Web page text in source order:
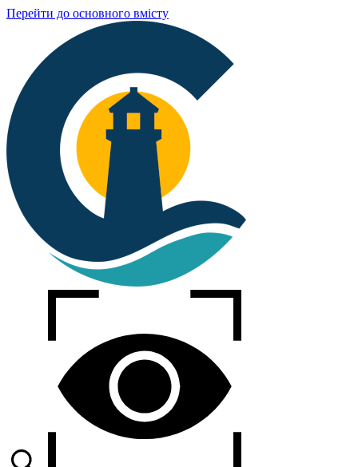
Перейти до основного вмісту